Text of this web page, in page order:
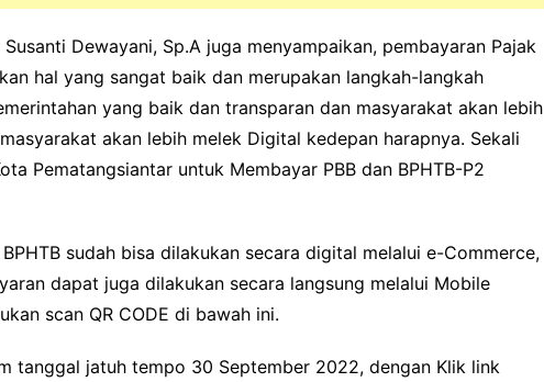
Dewayani, Sp.A juga menyampaikan, pembayaran Pajak
hal yang sangat baik dan merupakan langkah-langkah
yang baik dan transparan dan masyarakat akan lebih
akan lebih melek Digital kedepan harapnya. Sekali
Pematangsiantar untuk Membayar PBB dan BPHTB-P2
sudah bisa dilakukan secara digital melalui e-Commerce,
dapat juga dilakukan secara langsung melalui Mobile
scan QR CODE di bawah ini.
tanggal jatuh tempo 30 September 2022, dengan Klik link